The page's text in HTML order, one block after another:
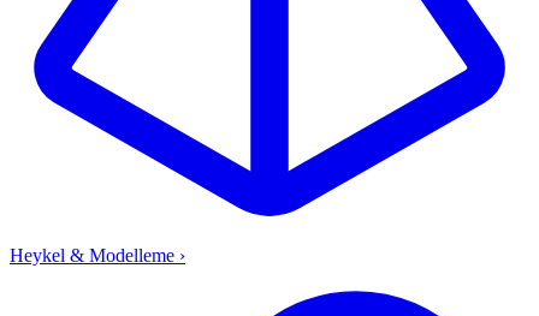
Heykel & Modelleme ›